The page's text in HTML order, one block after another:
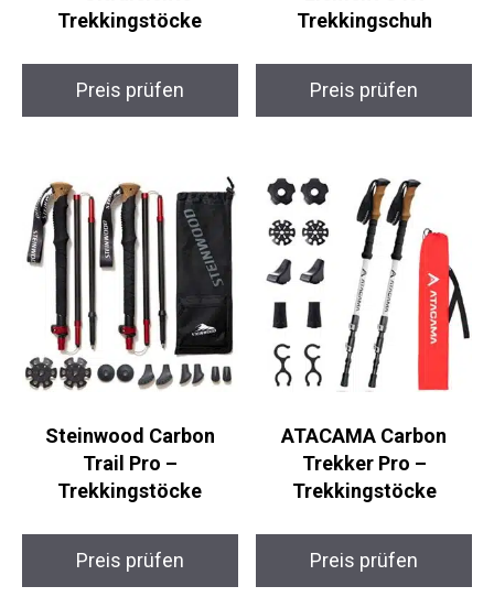
Ultraleichte
Trekkingschuh
Preis prüfen
Steinwood Carbon
Trail Pro –
Trekkingstöcke
Preis prüfen
ATACAMA Carbon
Trekker Pro –
Trekkingstöcke
Preis prüfen